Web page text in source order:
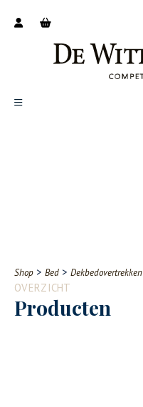
Contact
Shop > Bed > Dekbedovertrekken
OVERZICHT
Producten